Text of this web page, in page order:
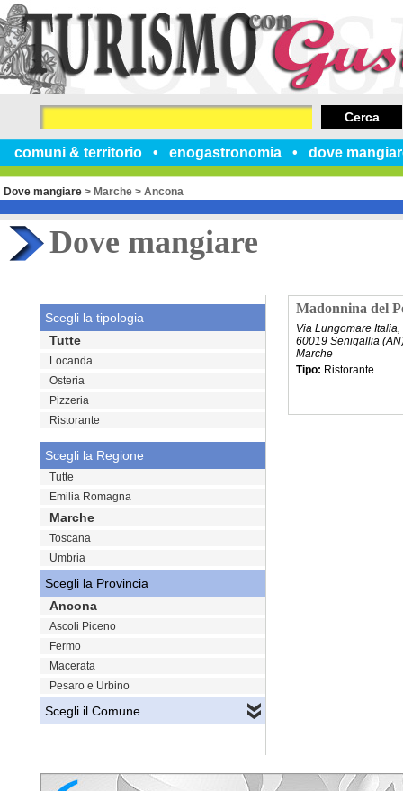
comuni & territorio enogastronomia dove
Cerca
Dove mangiare > Marche > Ancona
Dove mangiare
Madonnina del
Via Lungomare Italia,
60019 Senigallia
Marche
Tipo: Ristorante
Scegli la tipologia
Tutte
Locanda
Osteria
Pizzeria
Ristorante
Scegli la Regione
Tutte
Emilia Romagna
Marche
Toscana
Umbria
Scegli la Provincia
Ancona
Ascoli Piceno
Fermo
Macerata
Pesaro e Urbino
Scegli il Comune